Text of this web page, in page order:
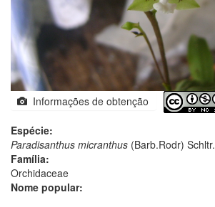
Informações de obtenção
Espécie:
Paradisanthus micranthus (Barb.Rodr) Schltr.
Família:
Orchidaceae
Nome popular: